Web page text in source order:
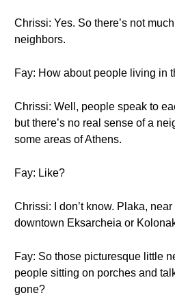
Chrissi: Yes. So there’s not
neighbors.
Fay: How about people living in
Chrissi: Well, people speak to
but there’s no real sense of a
some areas of Athens.
Fay: Like?
Chrissi: I don’t know. Plaka,
downtown Eksarcheia or
Fay: So those picturesque little
people sitting on porches and
gone?